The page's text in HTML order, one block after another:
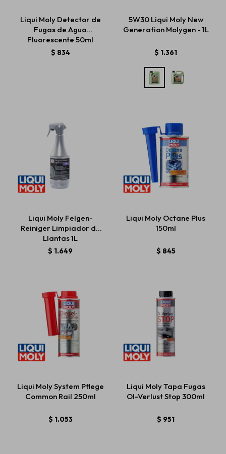
Liqui Moly Detector de
Fugas de Agua
Fluorescente 50ml
$ 834
5W30 Liqui Moly New
Generation Molygen - 1L
$ 1.361
Liqui Moly Felgen-
Reiniger Limpiador de
Llantas 1L
$ 1.649
Liqui Moly Octane Plus
150ml
$ 845
Liqui Moly System Pflege
Common Rail 250ml
$ 1.053
Liqui Moly Tapa Fugas
Ol-Verlust Stop 300ml
$ 951